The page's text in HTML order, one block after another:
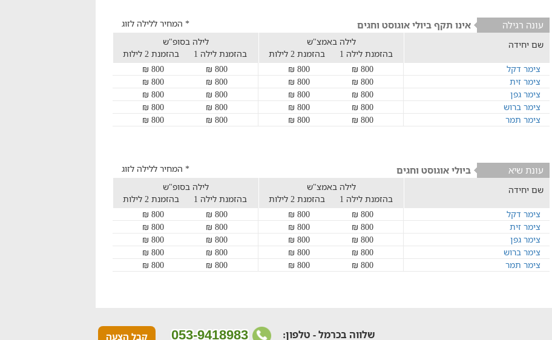
עונה רגילה אינו תקף ביולי אוגוסט וחגים
* המחיר ללילה לזוג
שם יחידה
לילה באמצ"ש
בהזמנת לילה 1
בהזמנת 2 לילות
לילה בסופ"ש
בהזמנת לילה 1
בהזמנת 2 לילות
צימר דקל
800 ₪
800 ₪
800 ₪
800 ₪
צימר זית
800 ₪
800 ₪
800 ₪
800 ₪
צימר גפן
800 ₪
800 ₪
800 ₪
800 ₪
צימר ברוש
800 ₪
800 ₪
800 ₪
800 ₪
צימר תמר
800 ₪
800 ₪
800 ₪
800 ₪
עונת שיא ביולי אוגוסט וחגים
* המחיר ללילה לזוג
שם יחידה
לילה באמצ"ש
בהזמנת לילה 1
בהזמנת 2 לילות
לילה בסופ"ש
בהזמנת לילה 1
בהזמנת 2 לילות
צימר דקל
800 ₪
800 ₪
800 ₪
800 ₪
צימר זית
800 ₪
800 ₪
800 ₪
800 ₪
צימר גפן
800 ₪
800 ₪
800 ₪
800 ₪
צימר ברוש
800 ₪
800 ₪
800 ₪
800 ₪
צימר תמר
800 ₪
800 ₪
800 ₪
800 ₪
קבל הצעה שלווה בכרמל - טלפון: